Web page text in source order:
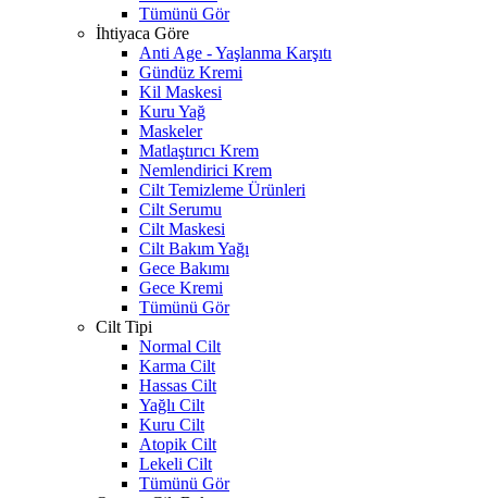
Tümünü Gör
İhtiyaca Göre
Anti Age - Yaşlanma Karşıtı
Gündüz Kremi
Kil Maskesi
Kuru Yağ
Maskeler
Matlaştırıcı Krem
Nemlendirici Krem
Cilt Temizleme Ürünleri
Cilt Serumu
Cilt Maskesi
Cilt Bakım Yağı
Gece Bakımı
Gece Kremi
Tümünü Gör
Cilt Tipi
Normal Cilt
Karma Cilt
Hassas Cilt
Yağlı Cilt
Kuru Cilt
Atopik Cilt
Lekeli Cilt
Tümünü Gör